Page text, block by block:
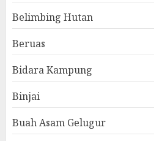
Belimbing Hutan
Beruas
Bidara Kampung
Binjai
Buah Asam Gelugur